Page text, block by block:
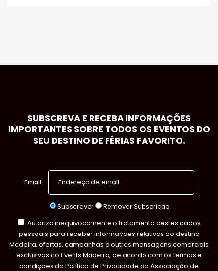
SUBSCREVA E RECEBA INFORMAÇÕES
IMPORTANTES SOBRE TODOS OS EVENTOS DO
SEU DESTINO DE FÉRIAS FAVORITO.
Email:
Subscrever
Remover Subscrição
Autorizo inequivocamente o tratamento destes dados
pessoais para receber informações relativas ao destino
Madeira, ofertas, campanhas e outras mensagens comerciais
exclusivas do Events Madeira, de acordo com os termos e
condições da Política de Privacidade da Associação de